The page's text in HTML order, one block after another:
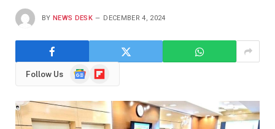
BY NEWS DESK DECEMBER 4, 2024
Follow Us
GoogleFlipboard